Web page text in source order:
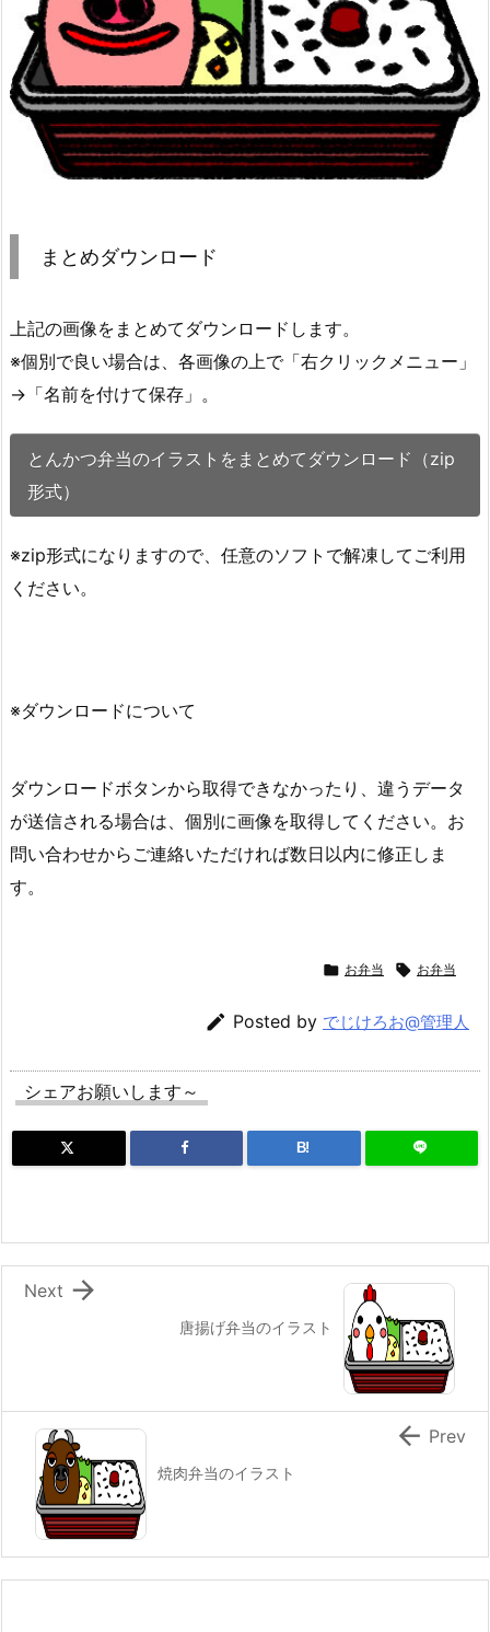
まとめダウンロード
上記の画像をまとめてダウンロードします。
※個別で良い場合は、各画像の上で「右クリックメニュー」
→「名前を付けて保存」。
とんかつ弁当のイラストをまとめてダウンロード（zip
形式）
※zip形式になりますので、任意のソフトで解凍してご利用
ください。
※ダウンロードについて
ダウンロードボタンから取得できなかったり、違うデータ
が送信される場合は、個別に画像を取得してください。お
問い合わせからご連絡いただければ数日以内に修正しま
す。
 お弁当  お弁当
 Posted by でじけろお@管理人
シェアお願いします～
B!
唐揚げ弁当のイラスト

Next
焼肉弁当のイラスト
 Prev